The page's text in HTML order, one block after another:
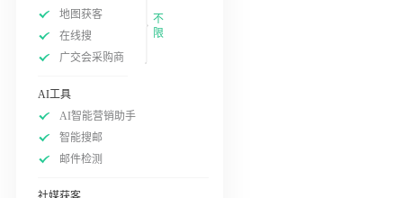
地图获客
在线搜
广交会采购商
不
限
AI工具
AI智能营销助手
智能搜邮
邮件检测